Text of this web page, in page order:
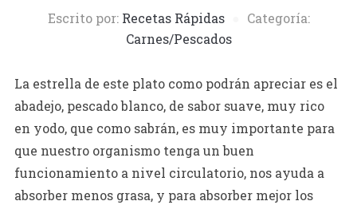
Escrito por: Recetas Rápidas
Categoría:
Carnes/Pescados
La estrella de este plato como podrán apreciar es el
abadejo, pescado blanco, de sabor suave, muy rico
en yodo, que como sabrán, es muy importante para
que nuestro organismo tenga un buen
funcionamiento a nivel circulatorio, nos ayuda a
absorber menos grasa, y para absorber mejor los